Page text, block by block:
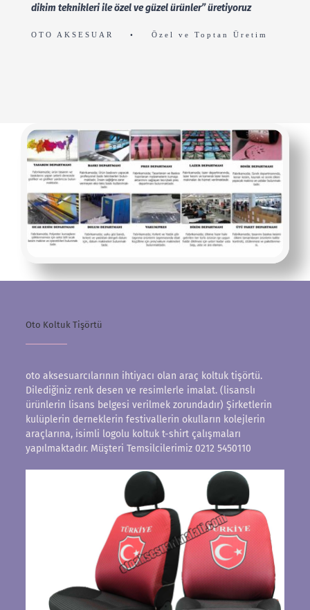
dikim teknikleri ile özel ve güzel ürünler” üretiyoruz
OTO AKSESUAR • Özel ve Toptan Üretim
Oto Koltuk Tişörtü
oto aksesuarcılarının ihtiyacı olan araç koltuk tişörtü.
Dilediğiniz renk desen ve resimlerle imalat. (lisanslı
ürünlerin lisans belgesi verilmek zorundadır) Şirketlerin
kulüplerin derneklerin festivallerin okulların kolejlerin
araçlarına, isimli logolu koltuk t-shirt çalışmaları
yapılmaktadır. Müşteri Temsilcilerimiz 0212 5450110